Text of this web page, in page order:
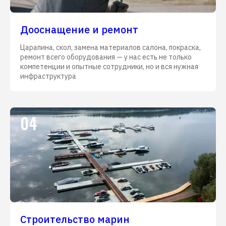
Дооснащение и ремонт
Царапина, скол, замена материалов салона, покраска,
ремонт всего оборудования — у нас есть не только
компетенции и опытные сотрудники, но и вся нужная
инфраструктура
04
Строительство марин